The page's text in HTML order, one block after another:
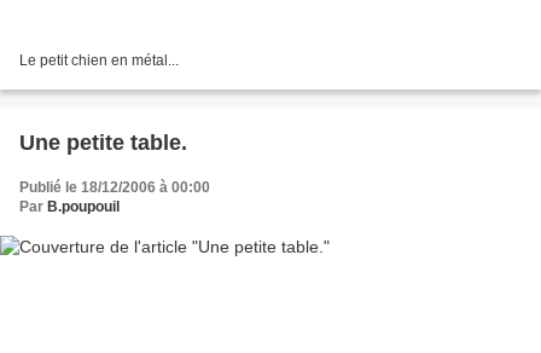
Le petit chien en métal...
Une petite table.
Publié le 18/12/2006 à 00:00
Par B.poupouil